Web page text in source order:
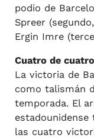
podio de
Spreer
Ergin Imre
Cuatro de
La victoria de
como talismán
temporada. El
estadounidense
las cuatro